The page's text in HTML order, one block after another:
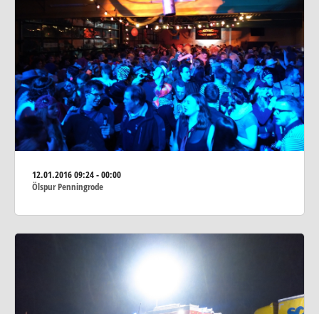
12.01.201609:24 - 00:00
Ölspur Penningrode